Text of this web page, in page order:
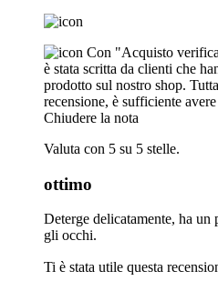
Con "Acquisto
è stata scritta da clienti che
prodotto sul nostro shop.
recensione, è sufficiente
Chiudere la nota
Valuta con 5 su 5 stelle.
ottimo
Deterge delicatamente, ha
gli occhi.
Ti è stata utile questa